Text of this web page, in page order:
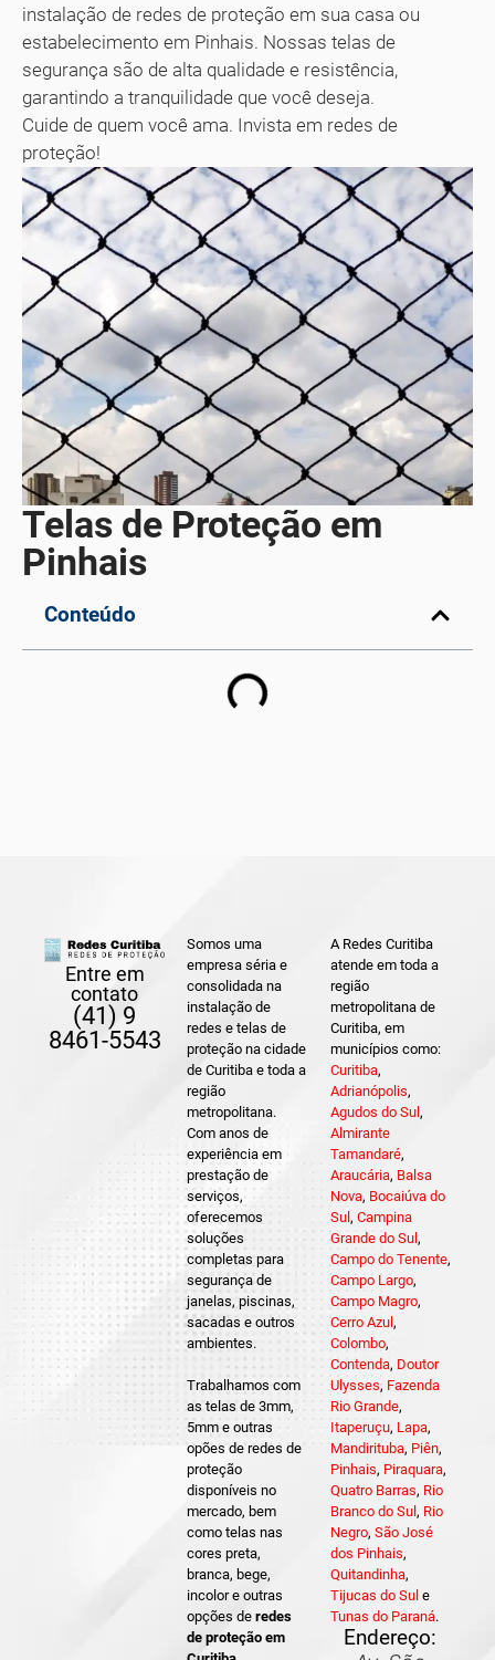
instalação de redes de proteção em sua casa ou
estabelecimento em Pinhais. Nossas telas de
segurança são de alta qualidade e resistência,
garantindo a tranquilidade que você deseja.
Cuide de quem você ama. Invista em redes de
proteção!
Telas de Proteção em
Pinhais
Conteúdo
Entre em
contato
(41) 9
8461-5543
Somos uma
empresa séria e
consolidada na
instalação de
redes e telas de
proteção na cidade
de Curitiba e toda a
região
metropolitana.
Com anos de
experiência em
prestação de
serviços,
oferecemos
soluções
completas para
segurança de
janelas, piscinas,
sacadas e outros
ambientes.
Trabalhamos com
as telas de 3mm,
5mm e outras
opões de redes de
proteção
disponíveis no
mercado, bem
como telas nas
cores preta,
branca, bege,
incolor e outras
opções deredes
de proteção em
A Redes Curitiba
atende em toda a
região
metropolitana de
Curitiba, em
municípios como:
Curitiba,
Adrianópolis,
Agudos do Sul ,
Almirante
Tamandaré,
Araucária, Balsa
Nova, Bocaiúva do
Sul , Campina
Grande do Sul ,
Campo do Tenente,
Campo Largo,
Campo Magro,
Cerro Azul ,
Colombo,
Contenda, Doutor
Ulysses, Fazenda
Rio Grande,
Itaperuçu, Lapa,
Mandirituba, Piên,
Pinhais, Piraquara,
Quatro Barras, Rio
Branco do Sul , Rio
Negro, São José
dos Pinhais,
Quitandinha,
Tijucas do Sul e
Tunas do Paraná.
Endereço: